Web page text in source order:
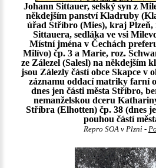
Johann Sittauer, selský syn z
někdejším panství Kladruby
úřad Stříbro (Mies), kraj Plzeň,
Sittauera, sedláka ve vsi
Místní jména v Čechách
Milívo) čp. 3 a Marie, roz.
ze Zálezel (Salesl) na někdejším
jsou Zálezly částí obce Skapce v
záznamu oddací matriky farní
dnes jen části města Stříbro,
nemanželskou dceru
Stříbra (Elhotten) čp. 38 (dnes
pouhou částí
Repro SOA v Plzni -